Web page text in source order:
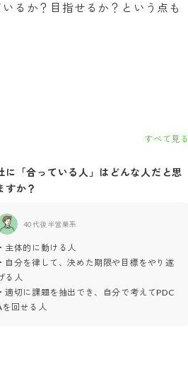
るか？目指せるか？という点も
すべて見る
に「合っている人」はどんな人だと思
すか？
40代後半営業系
・主体的に動ける人
・自分を律して、決めた期限や目標をやり遂
る人
・適切に課題を抽出でき、自分で考えてPDC
を回せる人